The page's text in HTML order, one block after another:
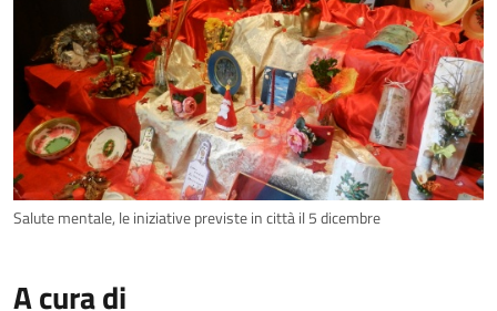
Salute mentale, le iniziative previste in città il 5 dicembre
A cura di